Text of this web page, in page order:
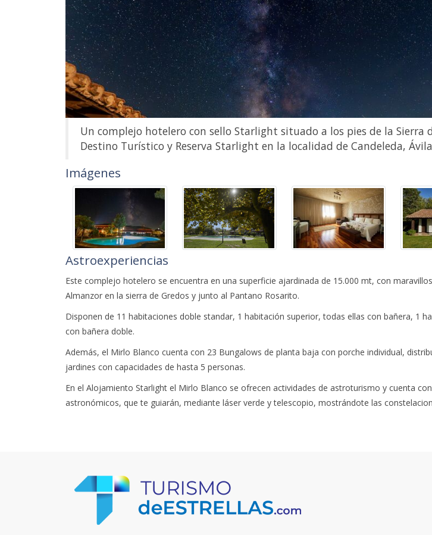
Un complejo hotelero con sello Starlight situado a los pies de la Sierra
Destino Turístico y Reserva Starlight en la localidad de Candeleda,
Imágenes
Astroexperiencias
Este complejo hotelero se encuentra en una superficie ajardinada de 15.000 mt, con
Almanzor en la sierra de Gredos y junto al Pantano Rosarito.
Disponen de 11 habitaciones doble standar, 1 habitación superior, todas ellas con bañera, 1
con bañera doble.
Además, el Mirlo Blanco cuenta con 23 Bungalows de planta baja con porche individual,
jardines con capacidades de hasta 5 personas.
En el Alojamiento Starlight el Mirlo Blanco se ofrecen actividades de astroturismo y cuenta
astronómicos, que te guiarán, mediante láser verde y telescopio, mostrándote las